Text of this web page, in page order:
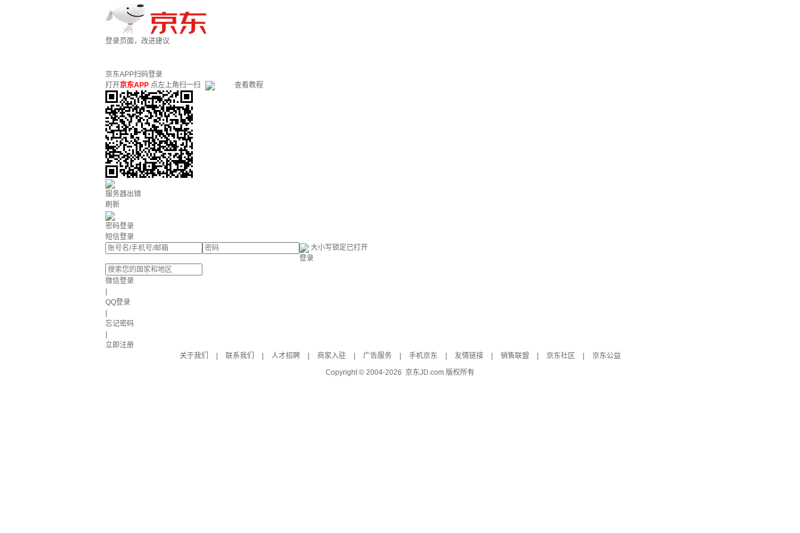
登录页面，改进建议
京东APP扫码登录
打开京东APP 点左上角扫一扫 查看教程
服务器出错
刷新
密码登录
短信登录
大小写锁定已打开
登录
微信登录
QQ登录
忘记密码
立即注册
关于我们
联系我们 人才招聘 商家入驻 广告服务 手机京东 友情链接 销售联盟 京东社区
京东公益
Copyright © 2004-2026 京东JD.com 版权所有